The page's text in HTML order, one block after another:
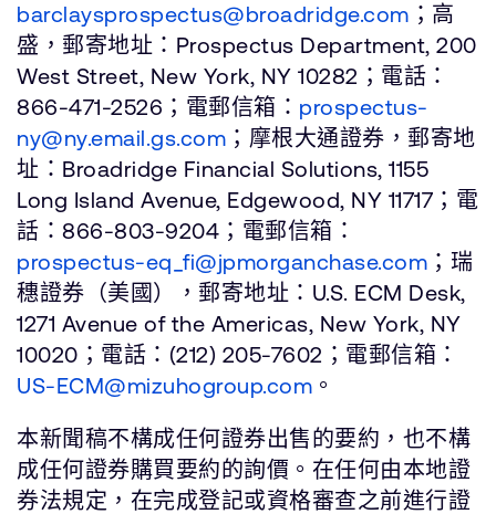
barclaysprospectus@broadridge.com ；高
盛，郵寄地址：Prospectus Department, 200
West Street, New York, NY 10282；電話：
866-471-2526；電郵信箱： prospectus-
ny@ny.email.gs.com ；摩根大通證券，郵寄地
址：Broadridge Financial Solutions, 1155
Long Island Avenue, Edgewood, NY 11717；電
話：866-803-9204；電郵信箱：
prospectus-eq_fi@jpmorganchase.com ；瑞
穗證券（美國），郵寄地址：U.S. ECM Desk,
1271 Avenue of the Americas, New York, NY
10020；電話：(212) 205-7602；電郵信箱：
US-ECM@mizuhogroup.com 。
本新聞稿不構成任何證券出售的要約，也不構
成任何證券購買要約的詢價。在任何由本地證
券法規定，在完成登記或資格審查之前進行證